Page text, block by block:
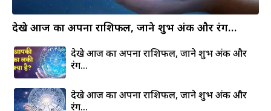
देखे आज का अपना राशिफल, जाने शुभ अंक और रंग…
देखे आज का अपना राशिफल, जाने शुभ अंक और
रंग…
देखे आज का अपना राशिफल, जाने शुभ अंक और
रंग…